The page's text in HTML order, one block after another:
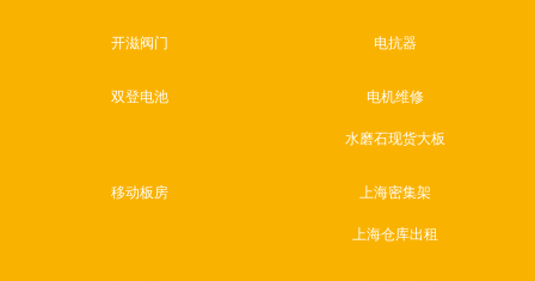
开滋阀门 电抗器
双登电池 电机维修
水磨石现货大板
移动板房 上海密集架
上海仓库出租